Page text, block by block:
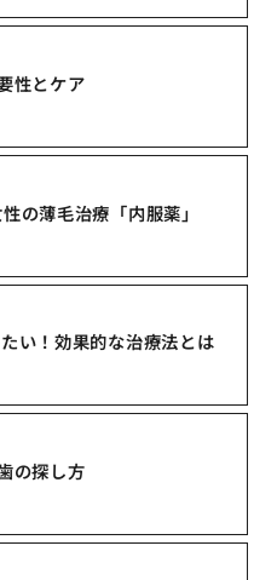
性とケア
の薄毛治療「内服薬」
い！効果的な治療法とは
の探し方